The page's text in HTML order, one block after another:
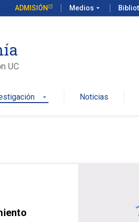
ADMISIÓN Medios arrow_drop_down
UC
arrow_drop_down Noticias